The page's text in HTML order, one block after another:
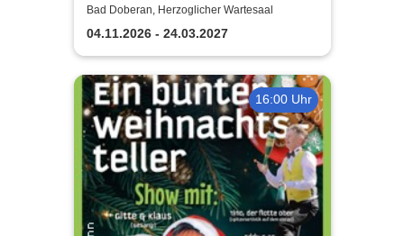
Exklusive
Erlebnisgastronomie | Seit 14
Jahren & über 500 Magic
Dinner Shows
Bad Doberan, Herzoglicher Wartesaal
04.11.2026 - 24.03.2027
16:00 Uhr